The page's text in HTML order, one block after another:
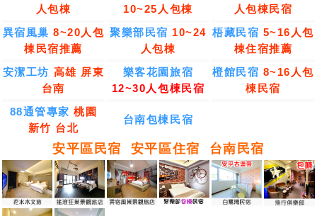
人包棟
10~25人包棟
人包棟民宿
異宿風巢 8~20人包
棟民宿推薦
聚樂部民宿 10~24
人包棟
梧藏民宿 5~16人包
棟住宿推薦
安潔工坊 高雄 屏東
台南
樂客花園旅宿
12~30人包棟民宿
橙館民宿 8~16人包
棟民宿
88通管專家 桃園
新竹 台北
台南包棟民宿
安平區民宿 安平區住宿 台南民宿